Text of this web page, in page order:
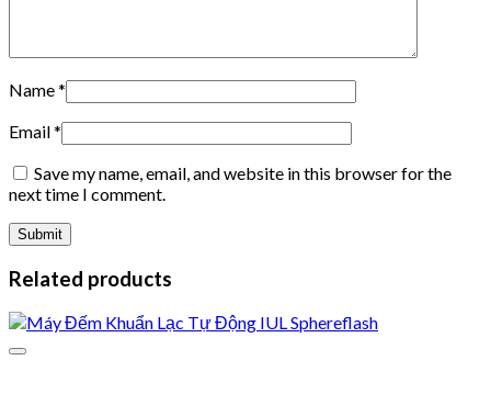
Name*
Email*
Save my name, email, and website in this browser for the
next time I comment.
Related products